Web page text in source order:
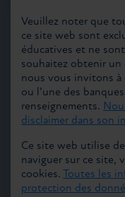
27.01.2016
Cornèr Bank
L’Association Suisse
plaisir d’accueillir
de nouveau membre
admission illustre la
l’ensemble de la
Veuillez noter que
ce site web sont
éducatives et ne
souhaitez obtenir un
nous vous invitons
ou l’une des
renseignements.
disclaimer dans son
Ce site web utilise
naviguer sur ce site,
cookies.Toutes les
protection des